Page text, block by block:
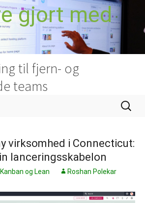
gjort med
til fjern- og
teams
Søg
efter:
virksomhed i Connecticut:
lanceringsskabelon
Kanban og Lean Roshan Polekar